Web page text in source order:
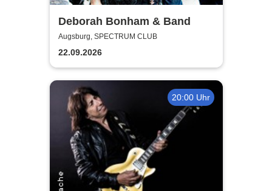
Deborah Bonham & Band
Augsburg, SPECTRUM CLUB
22.09.2026
20:00 Uhr